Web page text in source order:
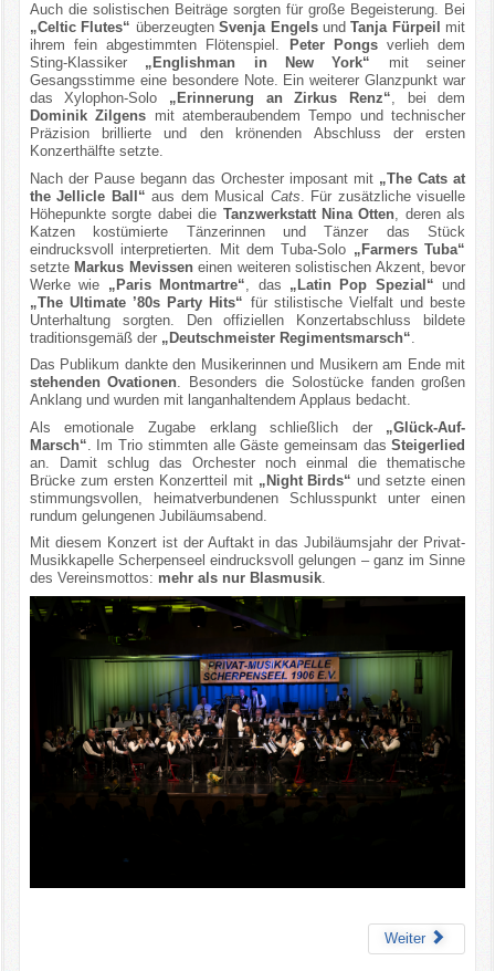
Auch die solistischen Beiträge sorgten für große Begeisterung. Bei
„Celtic Flutes“ überzeugtenSvenja EngelsundTanja Fürpeil
mit
ihrem fein abgestimmten Flötenspiel.
Peter Pongsverlieh dem
Sting-Klassiker „Englishman in New York“ mit seiner
Gesangsstimme eine besondere Note. Ein weiterer Glanzpunkt war
das Xylophon-Solo „Erinnerung an Zirkus Renz“, bei dem
Dominik Zilgens mit atemberaubendem Tempo und technischer
Präzision brillierte und den krönenden Abschluss der ersten
Konzerthälfte setzte.
Nach der Pause begann das Orchester imposant mit „The Cats at
the Jellicle Ball“ aus dem Musical Cats . Für zusätzliche visuelle
Höhepunkte sorgte dabei die Tanzwerkstatt Nina Otten , deren als
Katzen kostümierte Tänzerinnen und Tänzer das Stück
eindrucksvoll interpretierten. Mit dem Tuba-Solo „Farmers Tuba“
setzte Markus Mevisseneinen weiteren solistischen Akzent, bevor
Werke wie „Paris Montmartre“ , das „Latin Pop Spezial“ und
„The Ultimate ’80s Party Hits“ für stilistische Vielfalt und beste
Unterhaltung sorgten. Den offiziellen Konzertabschluss bildete
traditionsgemäß der „Deutschmeister Regimentsmarsch“
Das Publikum dankte den Musikerinnen und Musikern am Ende mit
stehenden Ovationen. Besonders die Solostücke fanden großen
Anklang und wurden mit langanhaltendem Applaus bedacht.
Als emotionale Zugabe erklang schließlich der „Glück-Auf-
Marsch“ . Im Trio stimmten alle Gäste gemeinsam dasSteigerlied
an. Damit schlug das Orchester noch einmal die thematische
Brücke zum ersten Konzertteil mit „Night Birds“ und setzte einen
stimmungsvollen, heimatverbundenen Schlusspunkt unter einen
rundum gelungenen Jubiläumsabend.
Mit diesem Konzert ist der Auftakt in das Jubiläumsjahr der Privat-
Musikkapelle Scherpenseel eindrucksvoll gelungen – ganz im Sinne
des Vereinsmottos: mehr als nur Blasmusik.
Weiter